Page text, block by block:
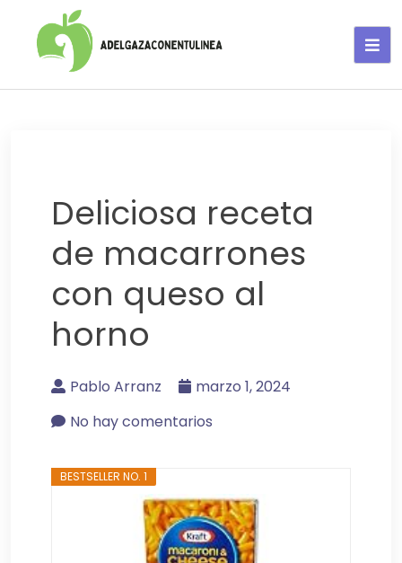
Deliciosa receta
de macarrones
con queso al
horno
Pablo Arranz
marzo 1, 2024
No hay comentarios
BESTSELLER NO. 1